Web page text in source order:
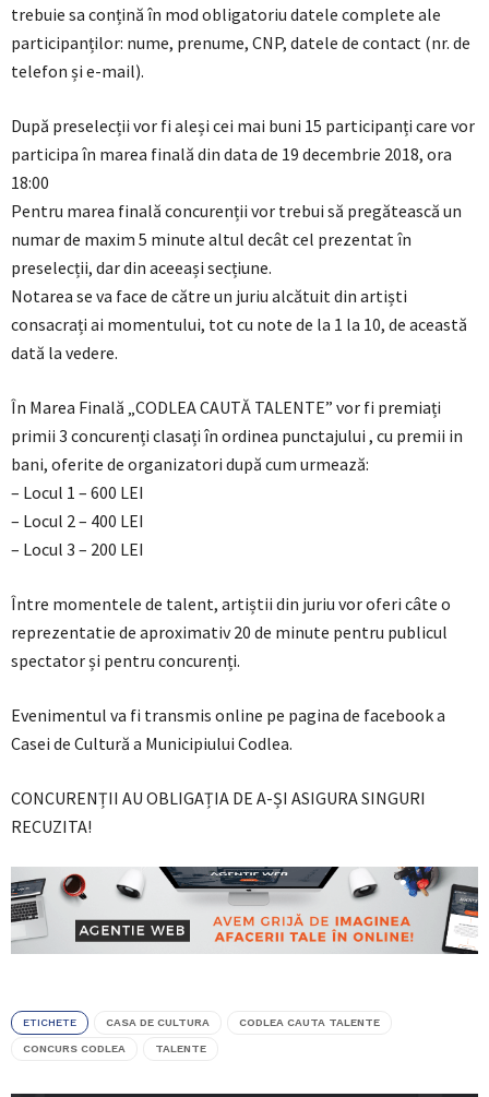
trebuie sa conțină în mod obligatoriu datele complete ale
participanților: nume, prenume, CNP, datele de contact (nr. de
telefon și e-mail).
După preselecții vor fi aleși cei mai buni 15 participanți care vor
participa în marea finală din data de 19 decembrie 2018, ora
18:00
Pentru marea finală concurenții vor trebui să pregătească un
numar de maxim 5 minute altul decât cel prezentat în
preselecții, dar din aceeași secțiune.
Notarea se va face de către un juriu alcătuit din artiști
consacrați ai momentului, tot cu note de la 1 la 10, de această
dată la vedere.
În Marea Finală „CODLEA CAUTĂ TALENTE” vor fi premiați
primii 3 concurenți clasați în ordinea punctajului , cu premii in
bani, oferite de organizatori după cum urmează:
– Locul 1 – 600 LEI
– Locul 2 – 400 LEI
– Locul 3 – 200 LEI
Între momentele de talent, artiștii din juriu vor oferi câte o
reprezentatie de aproximativ 20 de minute pentru publicul
spectator și pentru concurenți.
Evenimentul va fi transmis online pe pagina de facebook a
Casei de Cultură a Municipiului Codlea.
CONCURENȚII AU OBLIGAȚIA DE A-ȘI ASIGURA SINGURI
RECUZITA!
ETICHETE CASA DE CULTURA CODLEA CAUTA TALENTE
CONCURS CODLEA TALENTE